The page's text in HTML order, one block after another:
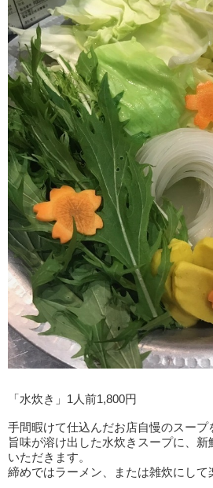
「水炊き」1人前1,800円
手間暇けて仕込んだお店自慢のスー
旨味が溶け出した水炊きスープに、
いただきます。
締めではラーメン、または雑炊にして